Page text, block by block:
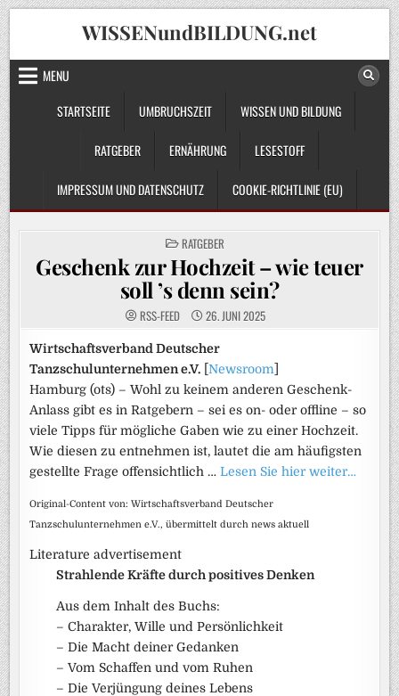
Skip
to
content
WISSENundBILDUNG.net
MENU
STARTSEITE
UMBRUCHSZEIT WISSEN UND BILDUNG
RATGEBER ERNÄHRUNG LESESTOFF
IMPRESSUM UND DATENSCHUTZ COOKIE-RICHTLINIE (EU)
POSTED
IN
RATGEBER
Geschenk zur Hochzeit – wie teuer
soll ’s denn sein?
RSS-FEED 26. JUNI 2025
Wirtschaftsverband Deutscher
Tanzschulunternehmen e.V. [Newsroom
Hamburg (ots) – Wohl zu keinem anderen Geschenk-
Anlass gibt es in Ratgebern – sei es on- oder offline – so
viele Tipps für mögliche Gaben wie zu einer Hochzeit.
Wie diesen zu entnehmen ist, lautet die am häufigsten
gestellte Frage offensichtlich …Lesen Sie hier weiter…
Original-Content von: Wirtschaftsverband Deutscher
Tanzschulunternehmen e.V., übermittelt durch news aktuell
Literature advertisement
Strahlende Kräfte durch positives Denken
Aus dem Inhalt des Buchs:
– Charakter, Wille und Persönlichkeit
– Die Macht deiner Gedanken
– Vom Schaffen und vom Ruhen
– Die Verjüngung deines Lebens